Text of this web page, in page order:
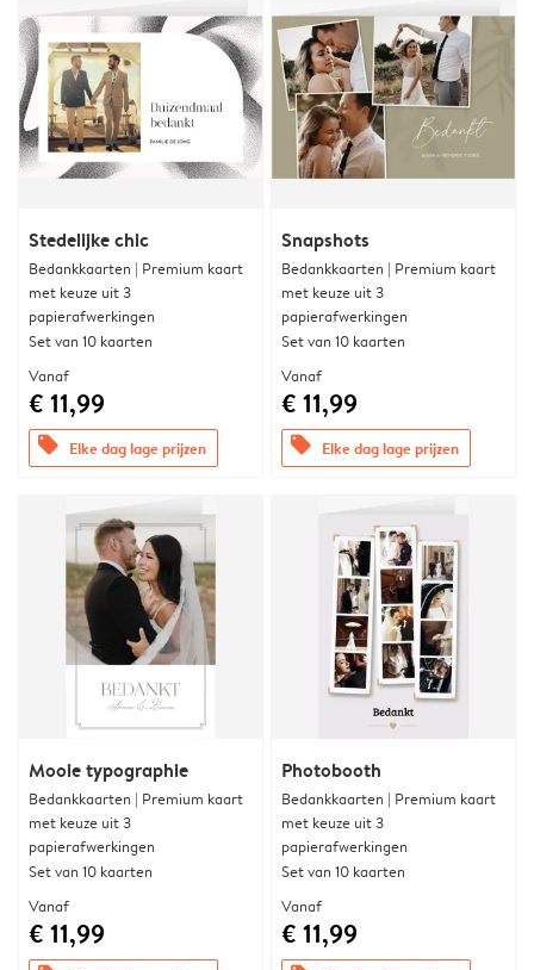
Stedelijke chic
Bedankkaarten | Premium kaart
met keuze uit 3
papierafwerkingen
Set van 10 kaarten
Vanaf
€ 11,99
offers Elke dag lage prijzen
Snapshots
Bedankkaarten | Premium kaart
met keuze uit 3
papierafwerkingen
Set van 10 kaarten
Vanaf
€ 11,99
offers Elke dag lage prijzen
Mooie typographie
Bedankkaarten | Premium kaart
met keuze uit 3
papierafwerkingen
Set van 10 kaarten
Vanaf
€ 11,99
Photobooth
Bedankkaarten | Premium kaart
met keuze uit 3
papierafwerkingen
Set van 10 kaarten
Vanaf
€ 11,99